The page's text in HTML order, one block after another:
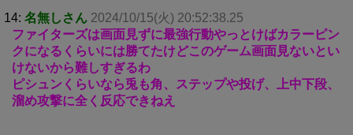
14: 名無しさん 2024/10/15(火) 20:52:38.25
ファイターズは画面見ずに最強行動やっとけばカラーピン
クになるくらいには勝てたけどこのゲーム画面見ないとい
けないから難しすぎるわ
ピシュンくらいなら兎も角、ステップや投げ、上中下段、
溜め攻撃に全く反応できねえ